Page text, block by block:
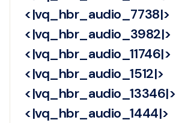
<|vq_hbr_audio_7738|>
<|vq_hbr_audio_3982|>
<|vq_hbr_audio_11746|>
<|vq_hbr_audio_1512|>
<|vq_hbr_audio_13346|>
<|vq_hbr_audio_1444|>